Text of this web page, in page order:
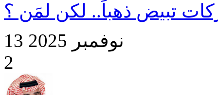
تبيض ذهباً.. لكن لمَن ؟
13 نوفمبر 2025
2